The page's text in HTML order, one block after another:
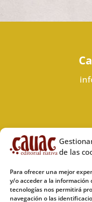
de las
Para ofrecer una mejor
y/o acceder a la información
tecnologías nos permitirá
navegación o las